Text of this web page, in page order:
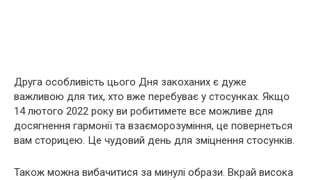
Друга особливість цього Дня закоханих є дуже
важливою для тих, хто вже перебуває у стосунках. Якщо
14 лютого 2022 року ви робитимете все можливе для
досягнення гармонії та взаєморозуміння, це повернеться
вам сторицею. Це чудовий день для зміцнення стосунків.
Також можна вибачитися за минулі образи. Вкрай висока